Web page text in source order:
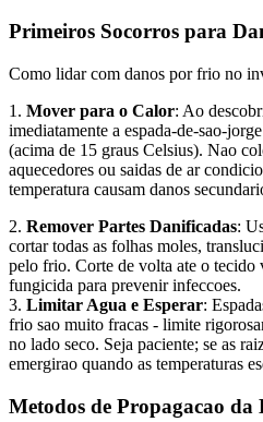
Primeiros Socorros para
Como lidar com danos por frio no
1. Mover para o Calor: Ao
imediatamente a espada-de-sao-
(acima de 15 graus Celsius). Nao
aquecedores ou saidas de ar
temperatura causam danos
2. Remover Partes Danificadas:
cortar todas as folhas moles,
pelo frio. Corte de volta ate o tecido
fungicida para prevenir infeccoes.
3. Limitar Agua e Esperar:
frio sao muito fracas - limite
no lado seco. Seja paciente; se as
emergirao quando as temperaturas
Metodos de Propagacao da